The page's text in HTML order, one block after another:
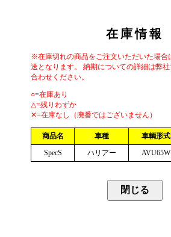
在庫情報
※在庫切れの商品をご注文いただいた場合
送となります。 納期についての詳細は弊
合わせください。
○=在庫あり
△=残りわずか
✕=在庫なし（廃番ではございません）
商品名 車種 車輌形式
SpecS
ハリアー AVU65W